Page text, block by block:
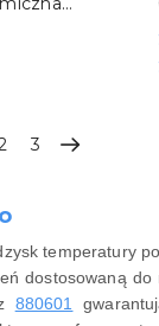
569l Stalgast
3
temperatury
dostosowaną
880601